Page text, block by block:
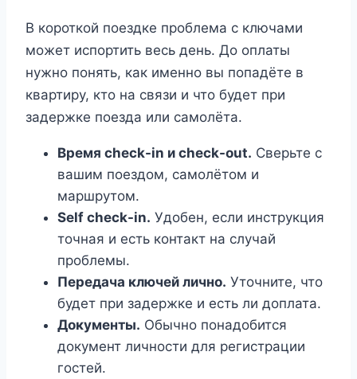
В короткой поездке проблема с ключами
может испортить весь день. До оплаты
нужно понять, как именно вы попадёте в
квартиру, кто на связи и что будет при
задержке поезда или самолёта.
Время check-in и check-out. Сверьте с
вашим поездом, самолётом и
маршрутом.
Self check-in. Удобен, если инструкция
точная и есть контакт на случай
проблемы.
Передача ключей лично. Уточните, что
будет при задержке и есть ли доплата.
Документы. Обычно понадобится
документ личности для регистрации
гостей.